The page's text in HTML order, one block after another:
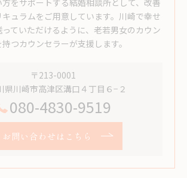
をサポートする結婚相談所として、改善
ュラムをご用意しています。川崎で幸せ
ていただけるように、老若男女のカウン
つカウンセラーが支援します。
〒213-0001
県川崎市高津区溝口４丁目６−２
080-4830-9519
お問い合わせはこちら